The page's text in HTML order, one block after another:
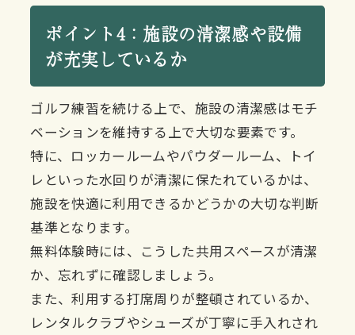
ポイント4：施設の清潔感や設備
が充実しているか
ゴルフ練習を続ける上で、施設の清潔感はモチ
ベーションを維持する上で大切な要素です。
特に、ロッカールームやパウダールーム、トイ
レといった水回りが清潔に保たれているかは、
施設を快適に利用できるかどうかの大切な判断
基準となります。
無料体験時には、こうした共用スペースが清潔
か、忘れずに確認しましょう。
また、利用する打席周りが整頓されているか、
レンタルクラブやシューズが丁寧に手入れされ